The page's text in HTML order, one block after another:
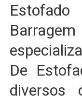
De
diversos